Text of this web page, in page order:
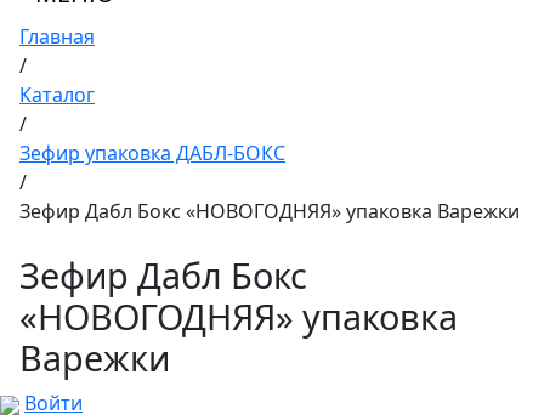
Главная
/
Каталог
/
Зефир упаковка ДАБЛ-БОКС
/
Зефир Дабл Бокс «НОВОГОДНЯЯ» упаковка Варежки
Зефир Дабл Бокс
«НОВОГОДНЯЯ» упаковка
Варежки
Войти